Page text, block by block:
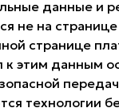
данные и
не на
странице
к этим данным
технологии